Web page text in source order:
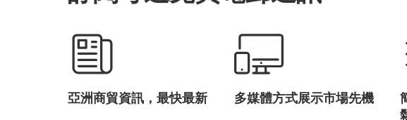
亞洲商貿資訊，最快最新 多媒體方式展示市場先機